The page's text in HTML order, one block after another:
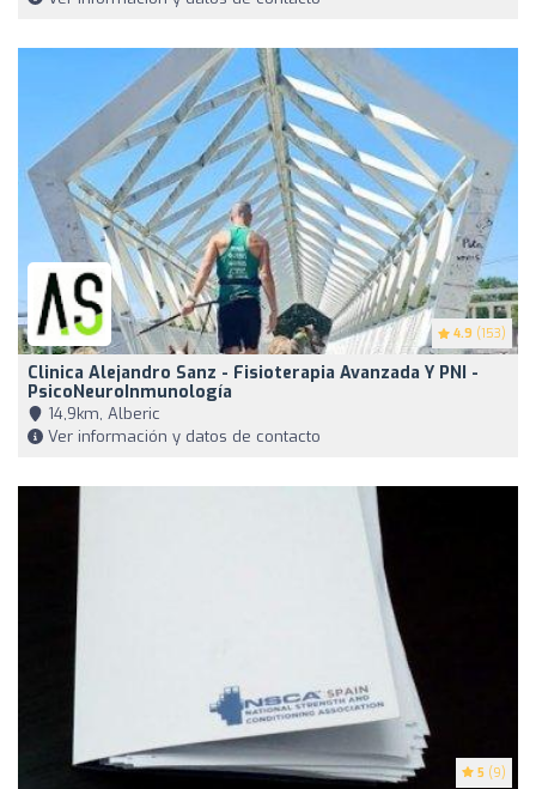
4.9 (153)
Clinica Alejandro Sanz - Fisioterapia Avanzada Y PNI -
PsicoNeuroInmunología
14,9km, Alberic
Ver información y datos de contacto
5 (9)